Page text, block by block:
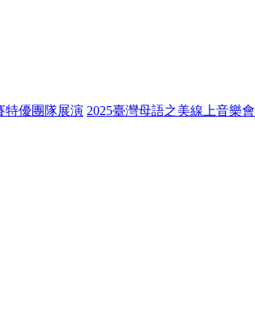
特優團隊展演 2025臺灣母語之美線上音樂會